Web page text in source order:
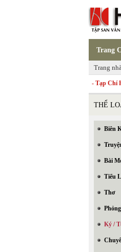
Trang
Trang
- Tạp Chí
THỂ
Biên
Bài
Tiểu
Thơ
Ký /